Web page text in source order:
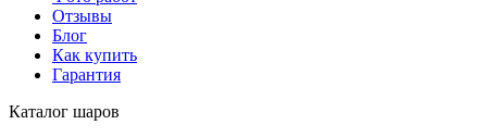
Отзывы
Блог
Как купить
Гарантия
Каталог шаров